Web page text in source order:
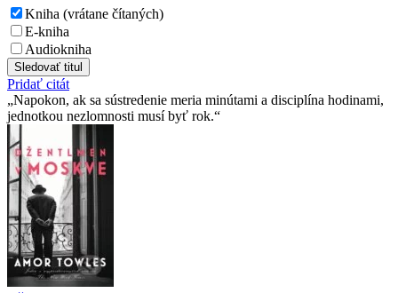
Kniha (vrátane čítaných)
E-kniha
Audiokniha
Sledovať titul
Pridať citát
Napokon, ak sa sústredenie meria minútami a disciplína hodinami,
jednotkou nezlomnosti musí byť rok.